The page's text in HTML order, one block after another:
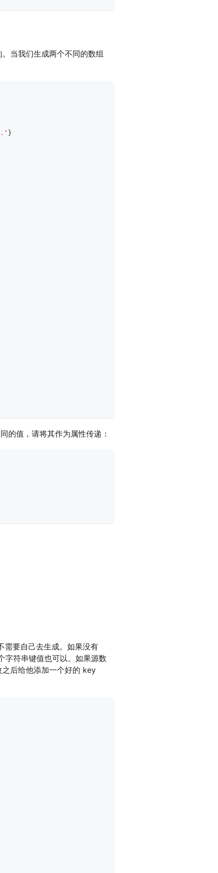
当我们生成两个不同的数组
}
的值，请将其作为属性传递：
需要自己去生成。如果没有
字符串键值也可以。如果源数
后给他添加一个好的 key